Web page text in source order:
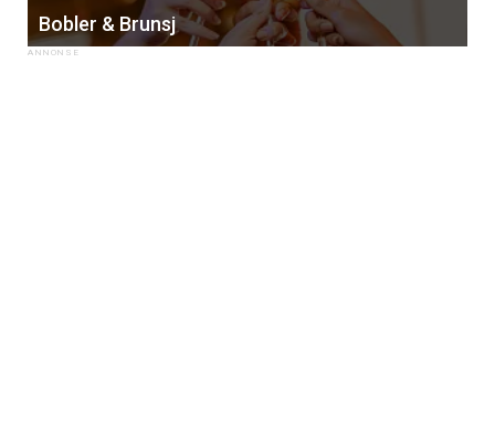
Bobler & Brunsj